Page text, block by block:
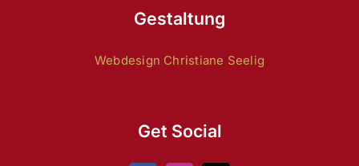
Gestaltung
Webdesign Christiane Seelig
Get Social